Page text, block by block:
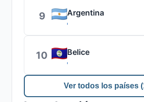
9 Argentina
10 Belice
Ver todos los países